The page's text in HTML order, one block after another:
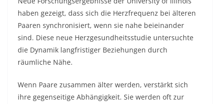
haben gezeigt, dass sich die Herzfrequenz bei älteren
Paaren synchronisiert, wenn sie nahe beieinander
sind. Diese neue Herzgesundheitsstudie untersuchte
die Dynamik langfristiger Beziehungen durch
räumliche Nähe.
Wenn Paare zusammen älter werden, verstärkt sich
ihre gegenseitige Abhängigkeit. Sie werden oft zur